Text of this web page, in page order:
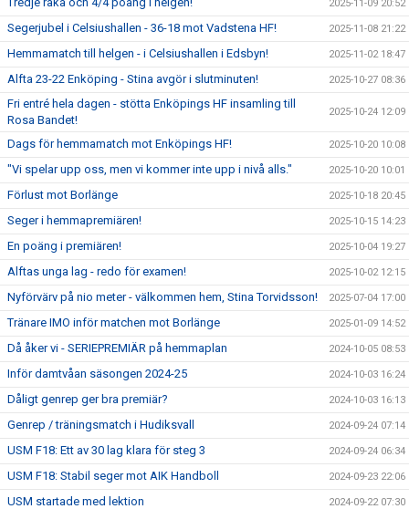
2025-11-09 20:52
Segerjubel i Celsiushallen - 36-18 mot Vadstena HF! 2025-11-08 21:22
Hemmamatch till helgen - i Celsiushallen i Edsbyn! 2025-11-02 18:47
Alfta 23-22 Enköping - Stina avgör i slutminuten! 2025-10-27 08:36
Fri entré hela dagen - stötta Enköpings HF insamling till
Rosa Bandet!
2025-10-24 12:09
Dags för hemmamatch mot Enköpings HF! 2025-10-20 10:08
"Vi spelar upp oss, men vi kommer inte upp i nivå alls." 2025-10-20 10:01
Förlust mot Borlänge 2025-10-18 20:45
Seger i hemmapremiären! 2025-10-15 14:23
En poäng i premiären! 2025-10-04 19:27
Alftas unga lag - redo för examen! 2025-10-02 12:15
Nyförvärv på nio meter - välkommen hem, Stina Torvidsson! 2025-07-04 17:00
Tränare IMO inför matchen mot Borlänge 2025-01-09 14:52
Då åker vi - SERIEPREMIÄR på hemmaplan 2024-10-05 08:53
Inför damtvåan säsongen 2024-25 2024-10-03 16:24
Dåligt genrep ger bra premiär? 2024-10-03 16:13
Genrep / träningsmatch i Hudiksvall 2024-09-24 07:14
USM F18: Ett av 30 lag klara för steg 3 2024-09-24 06:34
USM F18: Stabil seger mot AIK Handboll 2024-09-23 22:06
USM startade med lektion 2024-09-22 07:30